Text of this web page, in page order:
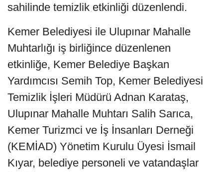
sahilinde temizlik etkinliği düzenlendi.
Kemer Belediyesi ile Ulupınar Mahalle
Muhtarlığı iş birliğince düzenlenen
etkinliğe, Kemer Belediye Başkan
Yardımcısı Semih Top, Kemer Belediyesi
Temizlik İşleri Müdürü Adnan Karataş,
Ulupınar Mahalle Muhtarı Salih Sarıca,
Kemer Turizmci ve İş İnsanları Derneği
(KEMİAD) Yönetim Kurulu Üyesi İsmail
Kıyar, belediye personeli ve vatandaşlar